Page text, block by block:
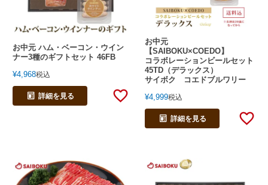
お中元 ハム・ベーコン・ウイン
ナー3種のギフトセット 46FB
¥4,968税込
詳細を見る
お中元
【SAIBOKU×COEDO】
コラボレーションビールセット
45TD（デラックス）
サイボク コエドブルワリー
¥4,999税込
詳細を見る